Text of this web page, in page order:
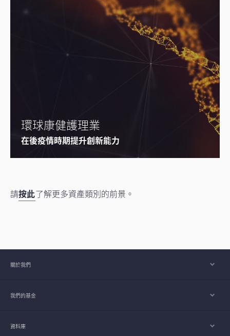
環球康健護理業
在後疫情時期提升創新能力
請按此了解更多資產類別的前景。
關於我們
我們的基金
資料庫